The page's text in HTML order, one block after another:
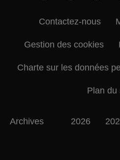
Contactez-nous
Gestion des cookies
Charte sur les données
Plan du
Archives 2026